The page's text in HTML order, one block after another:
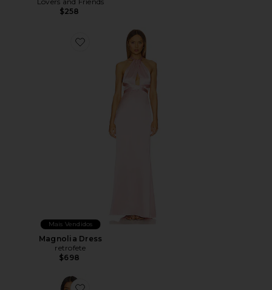
$258
Favorite Magnolia Dress
Mais Vendidos
Magnolia Dress
retrofete
$698